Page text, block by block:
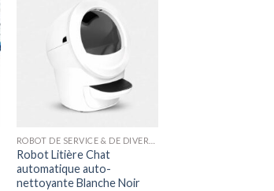
Robot Litière Chat
automatique auto-
nettoyante Blanche Noir